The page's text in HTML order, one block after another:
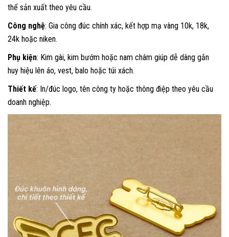
thể sản xuất theo yêu cầu.
Công nghệ: Gia công đúc chính xác, kết hợp mạ vàng 10k, 18k,
24k hoặc niken.
Phụ kiện: Kim gài, kim bướm hoặc nam châm giúp dễ dàng gắn
huy hiệu lên áo, vest, balo hoặc túi xách.
Thiết kế: In/đúc logo, tên công ty hoặc thông điệp theo yêu cầu
doanh nghiệp.